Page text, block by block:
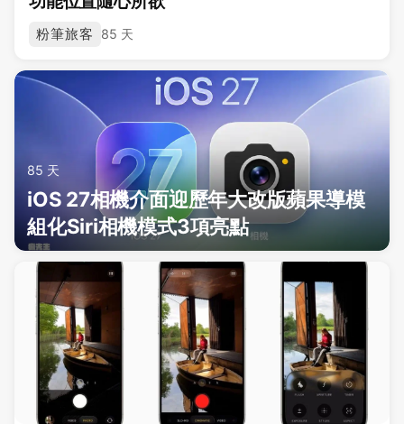
粉筆旅客 85 天
85 天
iOS 27相機介面迎歷年大改版蘋果導模
組化Siri相機模式3項亮點